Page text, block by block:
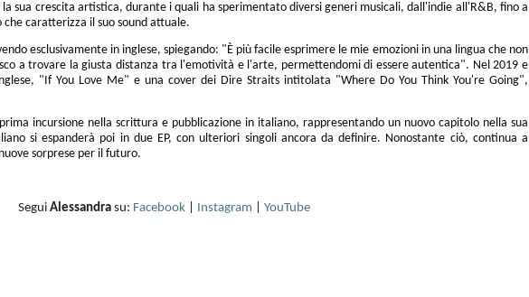
sua crescita artistica, durante i quali ha sperimentato diversi generi musicali, dall'indie all'R&B, fino a
caratterizza il suo sound attuale.
esclusivamente in inglese, spiegando: "È più facile esprimere le mie emozioni in una lingua che non
a trovare la giusta distanza tra l'emotività e l'arte, permettendomi di essere autentica". Nel 2019 e
"If You Love Me" e una cover dei Dire Straits intitolata "Where Do You Think You're Going",
incursione nella scrittura e pubblicazione in italiano, rappresentando un nuovo capitolo nella sua
si espanderà poi in due EP, con ulteriori singoli ancora da definire. Nonostante ciò, continua a
sorprese per il futuro.
Segui Alessandrasu: Facebook| Instagram YouTube